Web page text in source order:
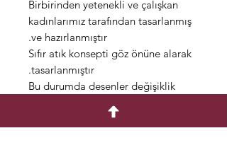
Birbirinden yetenekli ve çalışkan
kadınlarımız tarafından tasarlanmış
ve hazırlanmıştır.
Sıfır atık konsepti göz önüne alarak
tasarlanmıştır.
Bu durumda desenler değişiklik
Farklı şekil ve konseptlerde